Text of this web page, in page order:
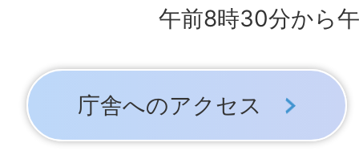
午前8時30分から
庁舎へのアクセス